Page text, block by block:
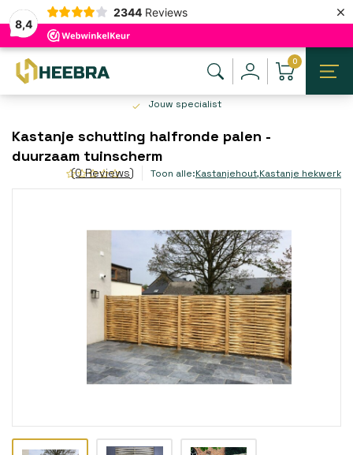
8,4
2344 Reviews ×
0
Jouw specialist
Kastanje schutting halfronde palen -
duurzaam tuinscherm
(0 Reviews) Toon alle:Kastanjehout,Kastanje hekwerk